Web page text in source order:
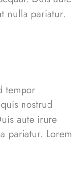
nulla pariatur.
tempor
nostrud
aute irure
pariatur. Lorem